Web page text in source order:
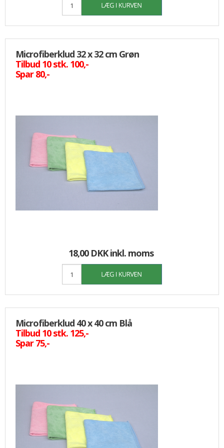
Microfiberklud 32 x 32 cm Grøn
Tilbud 10 stk. 100,-
Spar 80,-
18,00 DKKinkl. moms
Microfiberklud 40 x 40 cm Blå
Tilbud 10 stk. 125,-
Spar 75,-